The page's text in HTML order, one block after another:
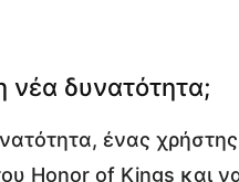
νέα δυνατότητα;
ένας
Honor of Kings και